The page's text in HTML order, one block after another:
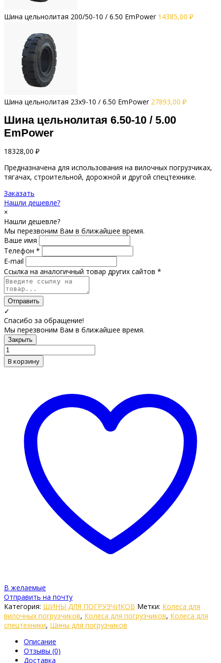
Шина цельнолитая 200/50-10 / 6.50 EmPower 14385,00 ₽
Шина цельнолитая 23x9-10 / 6.50 EmPower 27893,00 ₽
Шина цельнолитая 6.50-10 / 5.00
EmPower
18328,00 ₽
Предназначена для использования на вилочных погрузчиках,
тягачах, строительной, дорожной и другой спецтехнике.
Заказать
Нашли дешевле?
×
Нашли дешевле?
Мы перезвоним Вам в ближайшее время.
Ваше имя
Телефон *
E-mail
Ссылка на аналогичный товар других сайтов *
Отправить
✓
Спасибо за обращение!
Мы перезвоним Вам в ближайшее время.
Закрыть
В корзину
В желаемые
Отправить на почту
Категория: ШИНЫ ДЛЯ ПОГРУЗЧИКОВ Метки: Колеса для
вилочных погрузчиков, Колеса для погрузчиков, Колеса для
спецтехники, Шины для погрузчиков
Описание
Отзывы (0)
Доставка